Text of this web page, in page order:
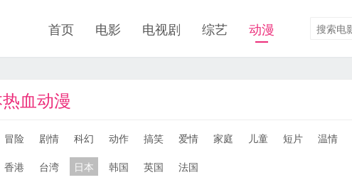
首页 电影 电视剧 综艺 动漫
血动漫
冒险 剧情 科幻 动作 搞笑 爱情 家庭 儿童 短片 温情
香港 台湾 日本 韩国 英国
法国